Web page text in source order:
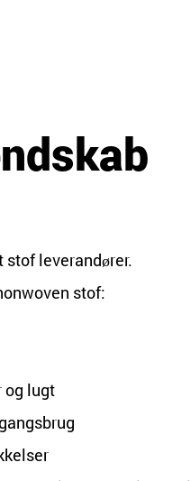
stof leverandører.
stof:
og lugt